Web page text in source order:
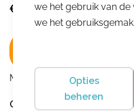
€ 189,95
Merk: Piedi Nudi
Omschrijving
we het gebruik van
we het gebruiksgemak.
Opties
beheren